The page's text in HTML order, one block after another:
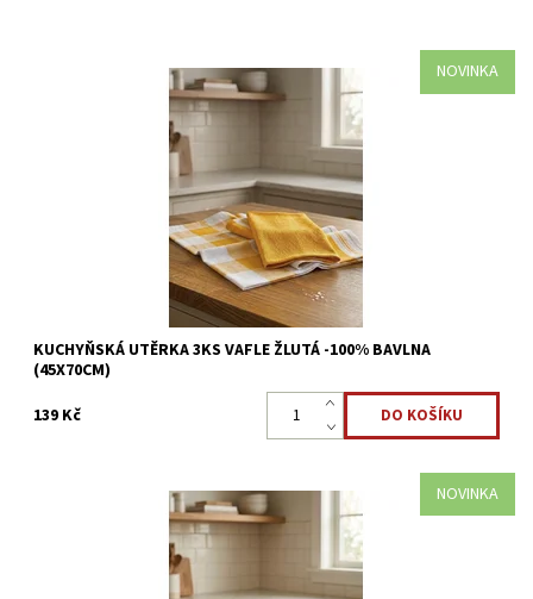
NOVINKA
Sada kuchyňských utěrek 100% bavlna vafle žlutá
Skladem >5 ks
8595248439733
KUCHYŇSKÁ UTĚRKA 3KS VAFLE ŽLUTÁ -100% BAVLNA
(45X70CM)
139 Kč
NOVINKA
Sada kuchyňských utěrek 100% bavlna vafle zelená
Skladem >5 ks
8595248439726